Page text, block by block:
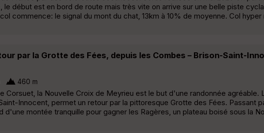
le début est en bord de route mais très vite on arrive sur une belle piste
commence: le signal du mont du chat, 13km à 10% de moyenne. Col
par la Grotte des Fées, depuis les Combes – Brison-Saint-
460 m
Corsuet, la Nouvelle Croix de Meyrieu est le but d'une randonnée agréable.
Innocent, permet un retour par la pittoresque Grotte des Fées. Passant
d'une montée tranquille pour gagner les Ragères, un plateau boisé sous la